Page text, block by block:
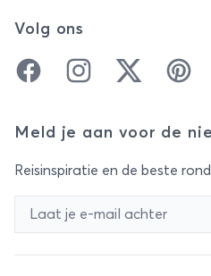
Volg ons
FacebookInstagramTwitter
Meld je aan voor de
Reisinspiratie en de beste